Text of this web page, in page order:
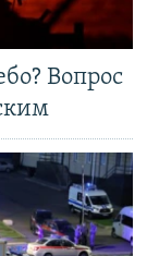
Вопрос